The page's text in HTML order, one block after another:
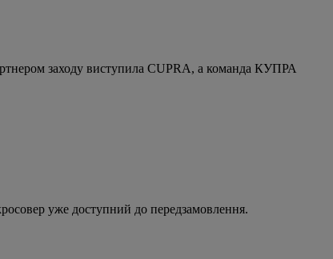
заходу виступила CUPRA, а команда КУПРА
уже доступний до передзамовлення.